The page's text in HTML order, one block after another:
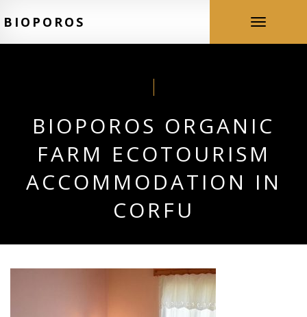
BIOPOROS
Toggle
navigation
BIOPOROS ORGANIC
FARM ECOTOURISM
ACCOMMODATION IN
CORFU